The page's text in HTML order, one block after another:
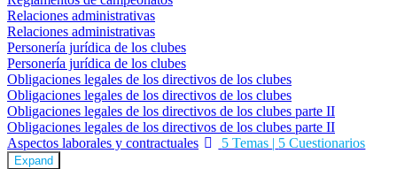
Relaciones administrativas
Relaciones administrativas
Personería jurídica de los clubes
Personería jurídica de los clubes
Obligaciones legales de los directivos de los clubes
Obligaciones legales de los directivos de los clubes
Obligaciones legales de los directivos de los clubes parte II
Obligaciones legales de los directivos de los clubes parte II
Aspectos laborales y contractuales
5 Temas | 5 Cuestionarios
Expand